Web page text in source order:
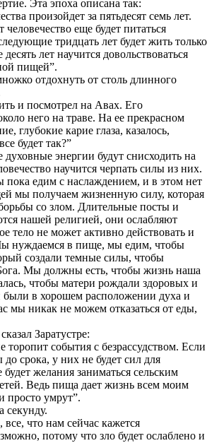
Эта эпоха описана так:
произойдет за пятьдесят семь лет.
еще будет питаться
тридцать лет будет жить только
лет научится довольствоваться
пищей”.
отдохнуть от столь длинного
и посмотрел на Авах. Его
него на траве. На ее прекрасном
глубокие карие глаза, казалось,
будет так?”
энергии будут снисходить на
научится черпать силы из них.
пока едим с наслаждением, и в этом нет
мы получаем жизненную силу, которая
со злом. Длительные посты и
нашей религией, они ослабляют
тело не может активно действовать и
нуждаемся в пище, мы едим, чтобы
создали темные силы, чтобы
Мы должны есть, чтобы жизнь наша
чтобы матери рождали здоровых и
были в хорошем расположении духа и
мы никак не можем отказаться от еды,
Заратустре:
торопит события с безрассудством. Если
срока, у них не будет сил для
желания заниматься сельским
Ведь пища дает жизнь всем моим
просто умрут”.
секунду.
что нам сейчас кажется
потому что зло будет ослаблено и